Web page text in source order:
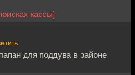
кассы]
для поддува в районе